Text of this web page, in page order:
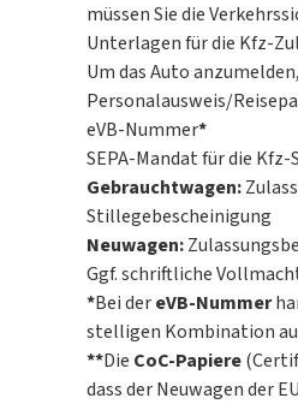
müssen Sie die
Unterlagen für die Kfz-
Um das Auto
Personalausweis/
eVB-Nummer*
SEPA-Mandat für die Kfz-
Gebrauchtwagen:
Stillegebescheinigung
Neuwagen:
Ggf. schriftliche
*Bei dereVB-Nummer
stelligen Kombination
**Die CoC-Papiere
dass der Neuwagen der